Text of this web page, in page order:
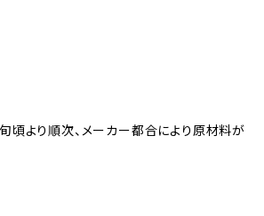
頃より順次、メーカー都合により原材料が